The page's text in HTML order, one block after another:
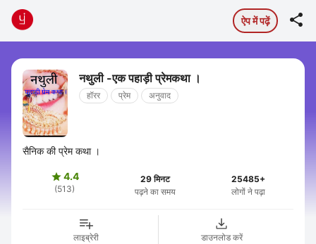
ऐप में पढ़ें 
नथुली -एक पहाड़ी प्रेमकथा ।
हॉरर प्रेम अनुवाद
सैनिक की प्रेम कथा ।
4.4
(513)
29 मिनट
पढ़ने का समय
25485+
लोगों ने पढ़ा
लाइब्रेरी डाउनलोड करें